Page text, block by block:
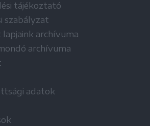
tájékoztató
szabályzat
archívuma
archívuma
adatok